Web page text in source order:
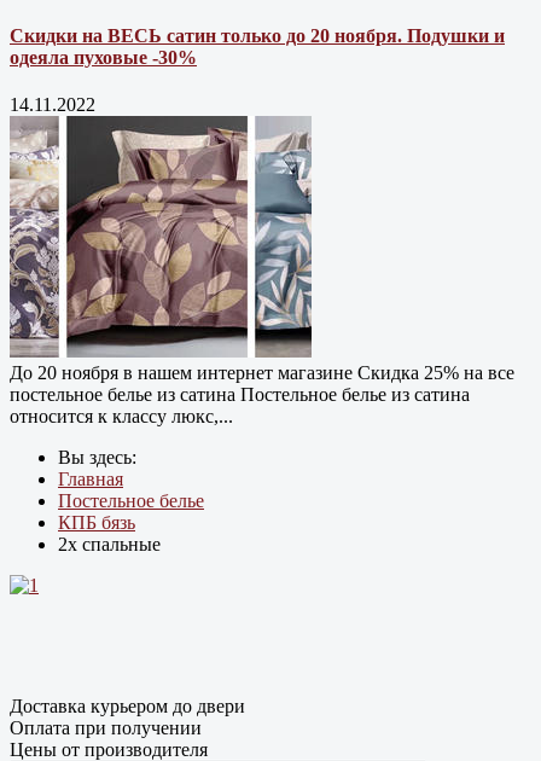
Скидки на ВЕСЬ сатин только до 20 ноября. Подушки и
одеяла пуховые -30%
14.11.2022
До 20 ноября в нашем интернет магазине Cкидка 25% на все
постельное белье из сатина Постельное белье из сатина
относится к классу люкс,...
Вы здесь:
Главная
Постельное белье
КПБ бязь
2х спальные
Доставка курьером до двери
Оплата при получении
Цены от производителя